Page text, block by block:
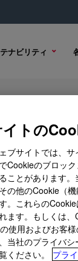
ナビリティ
購入オプション
トの
ブサイトでは、
Cookieのブロッ
ことがあります
の他のCookie（
。これらの
ます。もしくは
使用およびお客
当社のプライバ
ください。
プラ